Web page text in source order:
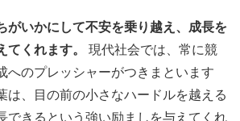
がいかにして不安を乗り越え、成長を
てくれます。
現代社会では、常に競
へのプレッシャーがつきまといます
は、目の前の小さなハードルを越える
できるという強い励ましを与えてくれ